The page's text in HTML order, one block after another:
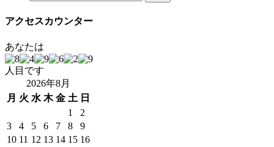
アクセスカウンター
あなたは
人目です
2026年8月
月 火 水 木 金 土 日
1
2
3
4 5 6 7 8
9
10 11 12 13 14 15 16